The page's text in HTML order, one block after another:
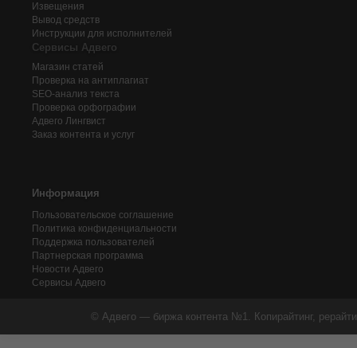
Извещения
Вывод средств
Инструкции для исполнителей
Сервисы Адвего
Магазин статей
Проверка на антиплагиат
SEO-анализ текста
Проверка орфографии
Адвего Лингвист
Заказ контента и услуг
Информация
Пользовательское соглашение
Политика конфиденциальности
Поддержка пользователей
Партнерская программа
Новости Адвего
Сервисы Адвего
© Адвего — биржа контента №1. Копирайтинг,